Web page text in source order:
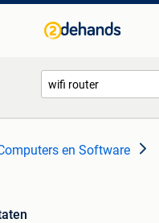
en Software